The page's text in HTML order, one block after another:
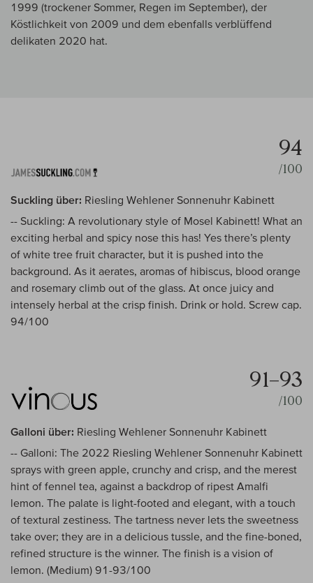
1999 (trockener Sommer, Regen im September), der
Köstlichkeit von 2009 und dem ebenfalls verblüffend
delikaten 2020 hat.
94
/100
Suckling über: Riesling Wehlener Sonnenuhr Kabinett
-- Suckling: A revolutionary style of Mosel Kabinett! What an
exciting herbal and spicy nose this has! Yes there’s plenty
of white tree fruit character, but it is pushed into the
background. As it aerates, aromas of hibiscus, blood orange
and rosemary climb out of the glass. At once juicy and
intensely herbal at the crisp finish. Drink or hold. Screw cap.
94/100
91–93
/100
Galloni über: Riesling Wehlener Sonnenuhr Kabinett
-- Galloni: The 2022 Riesling Wehlener Sonnenuhr Kabinett
sprays with green apple, crunchy and crisp, and the merest
hint of fennel tea, against a backdrop of ripest Amalfi
lemon. The palate is light-footed and elegant, with a touch
of textural zestiness. The tartness never lets the sweetness
take over; they are in a delicious tussle, and the fine-boned,
refined structure is the winner. The finish is a vision of
lemon. (Medium) 91-93/100